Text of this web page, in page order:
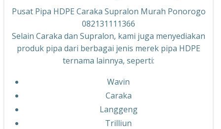
Pusat Pipa HDPE Caraka Supralon Murah Ponorogo
082131111366
Selain Caraka dan Supralon, kami juga menyediakan
produk pipa dari berbagai jenis merek pipa HDPE
ternama lainnya, seperti:
Wavin
Caraka
Langgeng
Trilliun